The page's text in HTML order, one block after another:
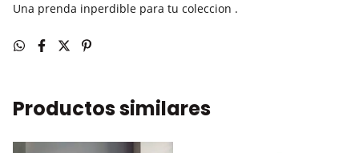
Una prenda inperdible para tu coleccion .
Productos similares